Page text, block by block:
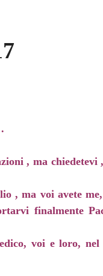
, ma chiedetevi
, ma voi avete
finalmente
voi e loro,